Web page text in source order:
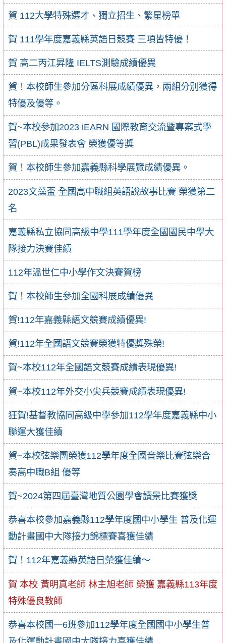
賀 112大學特殊選才、獨立招生、繁星榜單
賀 111學年度嘉義縣英語日競賽 三項皆特優！
賀 高二丙江昇隆 IELTS測驗成績優異
賀！本校師生參加分區科展成績優異，兩組分別獲得
特優及優等。
賀~本校參加2023 iEARN 國際教育交流暨專案式學
習(PBL)成果發表會 榮獲優等獎
賀！本校師生參加嘉義縣科學展覽成績優異。
2023文藻盃 全國高中職組英語說故事比賽 榮獲第二
名
嘉義縣私立協同高級中學111學年度全國國民中學大
隊接力決賽佳績
112年溫世仁中小學作文決賽賀榜
賀！本校師生參加全國科展成績優異
賀!112年嘉義縣語文競賽成績優異!
賀!112年全國語文競賽榮獲特優獎殊榮!
賀~本校112年全國語文競賽成績表現優異!
賀~本校112年外交小尖兵競賽成績表現優異!
狂賀!基督教協同高級中學參加112學年度嘉義縣中小
聯運大獲佳績
賀~本校弦樂團榮獲112學年度全國音樂比賽弦樂合
奏高中職B組 優等
賀~2024第四屆臺灣地質公園學會讀景比賽獲獎
恭喜本校參加嘉義縣112學年度國中小學生 普及化運
動計畫國中大隊接力錦標賽喜獲佳績
賀！112年嘉義縣英語日榮獲佳績～
賀 本校 黃明真老師 林主旭老師 榮獲 嘉義縣113年度
特殊優良教師
恭喜本校國一6班參加112學年度全國國中小學生普